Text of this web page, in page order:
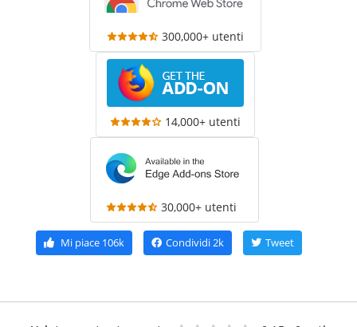
300,000+ utenti
14,000+ utenti
30,000+ utenti
Mi piace 106k Condividi2k Tweet